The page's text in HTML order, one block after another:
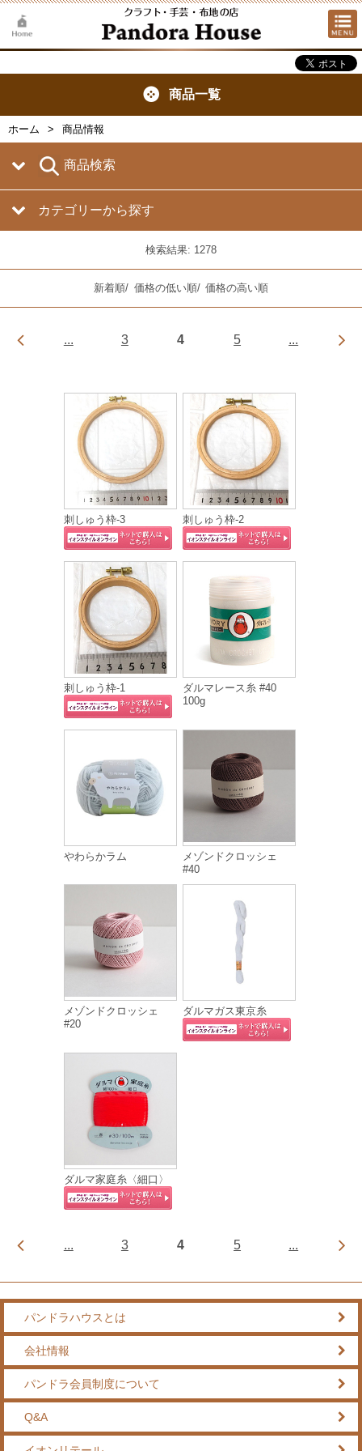
商品一覧
ホーム 商品情報
商品検索
カテゴリーから探す
検索結果: 1278
新着順/ 価格の低い順/ 価格の高い順
... 3 4 5 ...
刺しゅう枠-3 刺しゅう枠-2
刺しゅう枠-1
ダルマレース糸 #40
100g
やわらかラム
メゾンドクロッシェ
#40
メゾンドクロッシェ
#20
ダルマガス東京糸
ダルマ家庭糸〈細口〉
... 3 4 5 ...
パンドラハウスとは
会社情報
パンドラ会員制度について
Q&A